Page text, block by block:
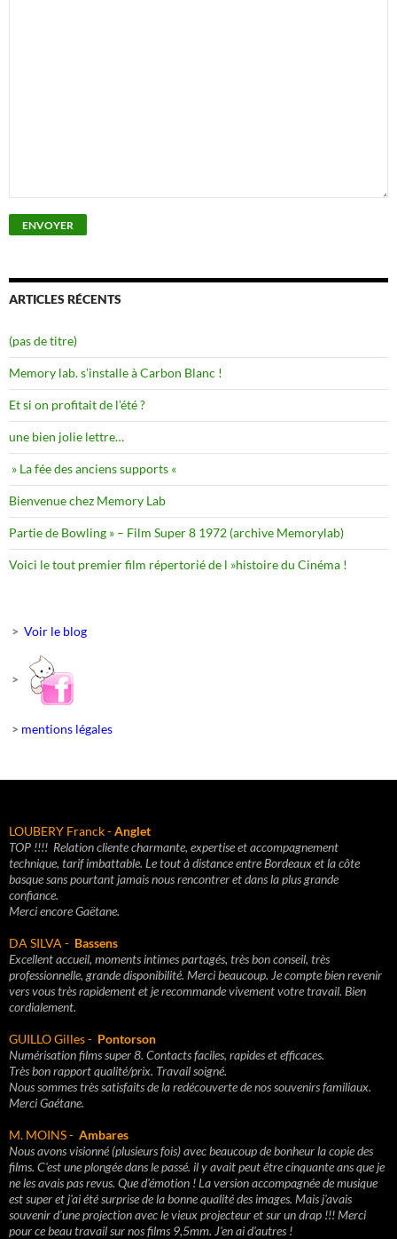
ARTICLES RÉCENTS
(pas de titre)
Memory lab. s’installe à Carbon Blanc !
Et si on profitait de l’été ?
une bien jolie lettre…
» La fée des anciens supports «
Bienvenue chez Memory Lab
Partie de Bowling » – Film Super 8 1972 (archive Memorylab)
Voici le tout premier film répertorié de l »histoire du Cinéma !
> Voir le blog
>
> mentions légales
LOUBERY Franck -Anglet
TOP !!!! Relation cliente charmante, expertise et accompagnement
technique, tarif imbattable. Le tout à distance entre Bordeaux et la côte
basque sans pourtant jamais nous rencontrer et dans la plus grande
confiance.
Merci encore Gaëtane.
DA SILVA - Bassens
Excellent accueil, moments intimes partagés, très bon conseil, très
professionnelle, grande disponibilité. Merci beaucoup. Je compte bien revenir
vers vous très rapidement et je recommande vivement votre travail. Bien
cordialement.
GUILLO Gilles - Pontorson
Numérisation films super 8. Contacts faciles, rapides et efficaces.
Très bon rapport qualité/prix. Travail soigné.
Nous sommes très satisfaits de la redécouverte de nos souvenirs familiaux.
Merci Gaétane.
M. MOINS - Ambares
Nous avons visionné (plusieurs fois) avec beaucoup de bonheur la copie des
films. C'est une plongée dans le passé. il y avait peut être cinquante ans que je
ne les avais pas revus. Que d'émotion ! La version accompagnée de musique
est super et j'ai été surprise de la bonne qualité des images. Mais j'avais
souvenir d'une projection avec le vieux projecteur et sur un drap !!! Merci
pour ce beau travail sur nos films 9,5mm. J'en ai d'autres !